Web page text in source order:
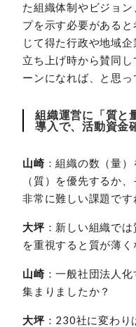
た組織体制やビジョ
プを示す必要がある
じて得た行政や地域企
立ち上げ時から賛同
ーンになれば、と思っ
組織運営に「質と
導入で、活動資金
山崎：組織の数（量
（質）を優先するか
非常に難しい課題です
大坪 ：新しい組織で
を重視すると質が薄く
山崎：一般社団法人
集まりましたか？
大坪 ：230社に変わ